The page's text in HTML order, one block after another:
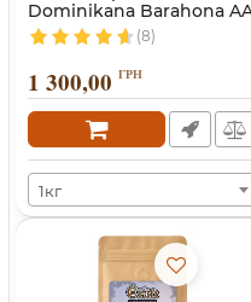
Dominikana Barahona
(Домінікана)(8)
1 300,00 ГРН
1кг